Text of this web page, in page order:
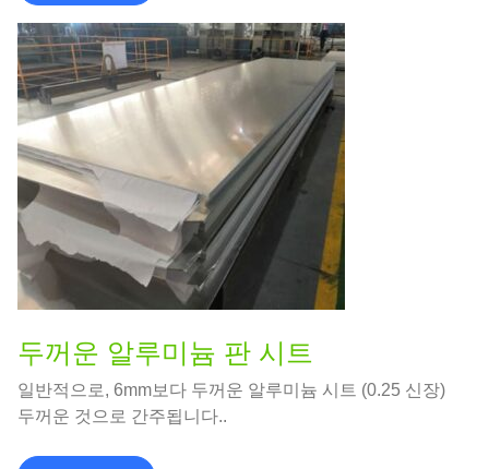
두꺼운 알루미늄 판 시트
일반적으로, 6mm보다 두꺼운 알루미늄 시트 (0.25 신장)
두꺼운 것으로 간주됩니다..